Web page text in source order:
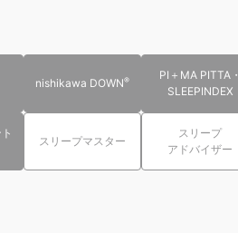
nishikawa DOWN®
PI＋MA PITTA・
SLEEPINDEX
スリープマスター
スリープ
アドバイザー